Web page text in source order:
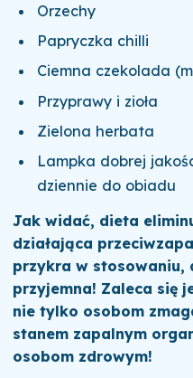
Orzechy
Papryczka chilli
Ciemna czekolada
Przyprawy i zioła
Zielona herbata
Lampka dobrej
dziennie do obiadu
Jak widać, dieta
działająca
przykra w stosowaniu,
przyjemna! Zaleca się
nie tylko osobom
stanem zapalnym
osobom zdrowym!